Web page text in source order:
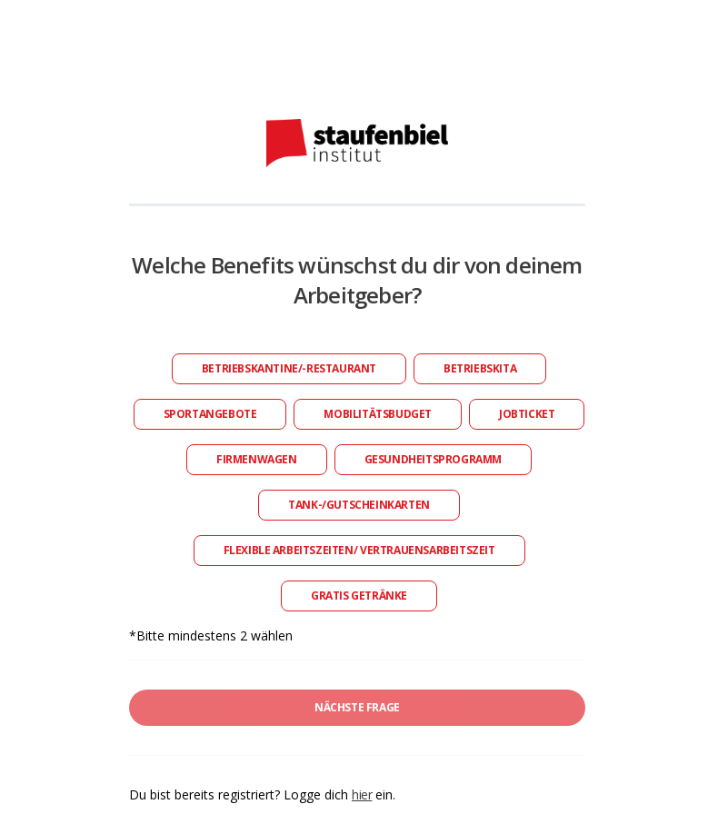
Welche Benefits wünschst du dir von deinem
Arbeitgeber?
BETRIEBSKANTINE/-RESTAURANT BETRIEBSKITA
SPORTANGEBOTE MOBILITÄTSBUDGET JOBTICKET
FIRMENWAGEN GESUNDHEITSPROGRAMM
TANK-/GUTSCHEINKARTEN
FLEXIBLE ARBEITSZEITEN/ VERTRAUENSARBEITSZEIT
GRATIS GETRÄNKE
*Bitte mindestens 2 wählen
NÄCHSTE FRAGE
Du bist bereits registriert? Logge dich hierein.